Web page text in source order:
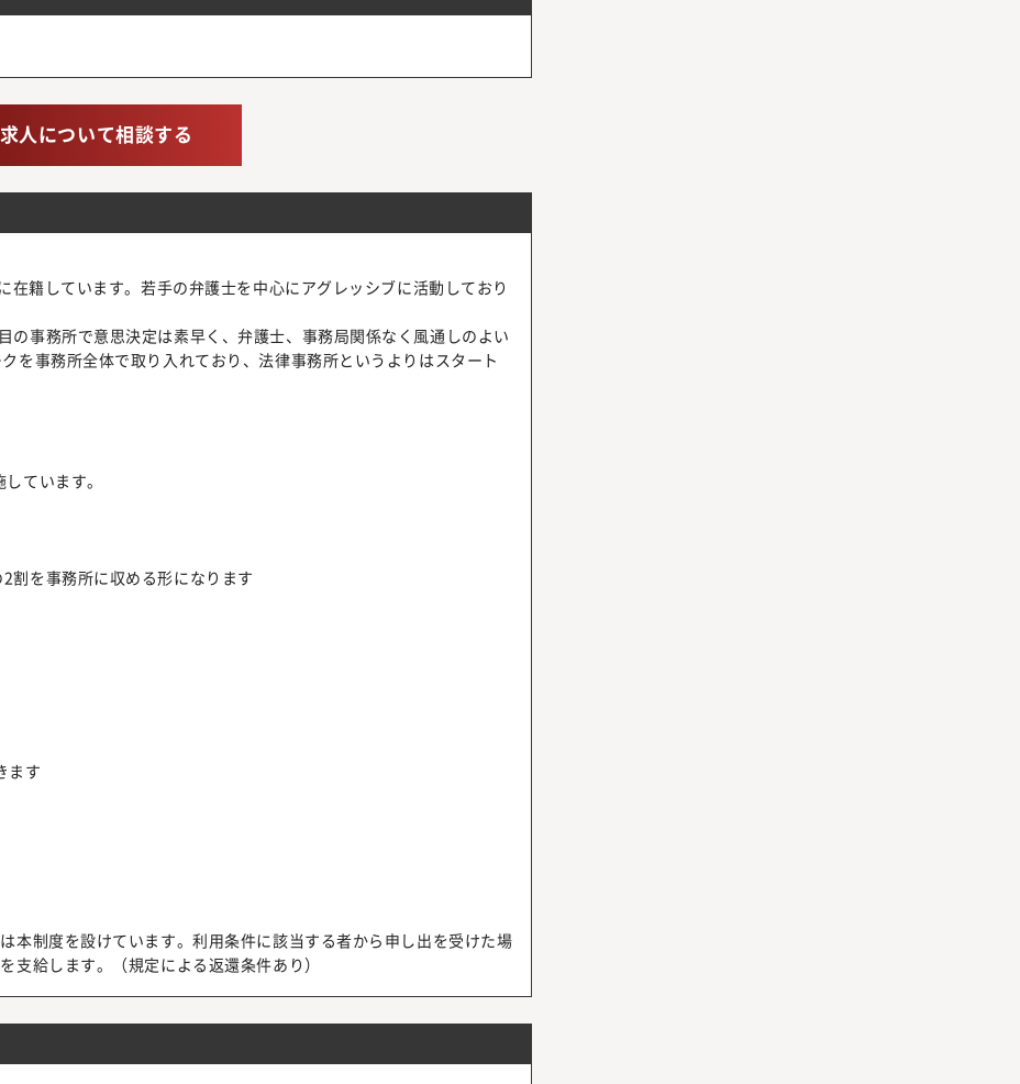
人について相談する
籍しています。若手の弁護士を中心にアグレッシブに活動しており
の事務所で意思決定は素早く、弁護士、事務局関係なく風通しのよい
を事務所全体で取り入れており、法律事務所というよりはスタート
ています。
割を事務所に収める形になります
ます
本制度を設けています。利用条件に該当する者から申し出を受けた場
給します。（規定による返還条件あり）